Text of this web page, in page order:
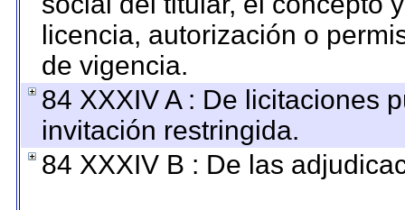
licencia, autorización o
de vigencia.
84 XXXIV A : De licitaciones
invitación restringida.
84 XXXIV B : De las